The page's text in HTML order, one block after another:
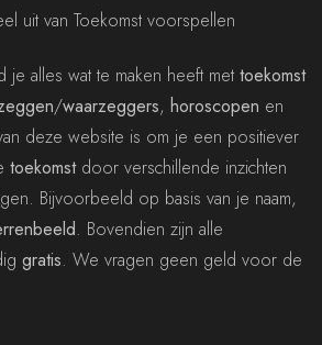
uit van Toekomst voorspellen
alles wat te maken heeft met toekomst
/waarzeggers, horoscopen en
deze website is om je een positiever
toekomstdoor verschillende inzichten
Bijvoorbeeld op basis van je naam,
. Bovendien zijn alle
gratis. We vragen geen geld voor de